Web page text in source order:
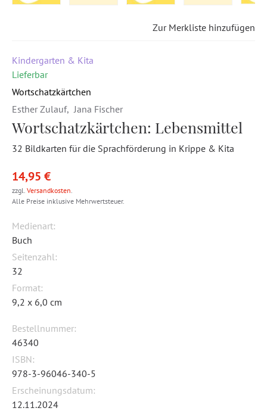
Zur Merkliste hinzufügen
Kindergarten & Kita
Lieferbar
Wortschatzkärtchen
Esther Zulauf, Jana Fischer
Wortschatzkärtchen: Lebensmittel
32 Bildkarten für die Sprachförderung in Krippe & Kita
14,95 €
zzgl. Versandkosten.
Alle Preise inklusive Mehrwertsteuer.
Medienart:
Buch
Seitenzahl:
32
Format:
9,2 x 6,0 cm
Bestellnummer:
46340
ISBN:
978-3-96046-340-5
Erscheinungsdatum:
12.11.2024